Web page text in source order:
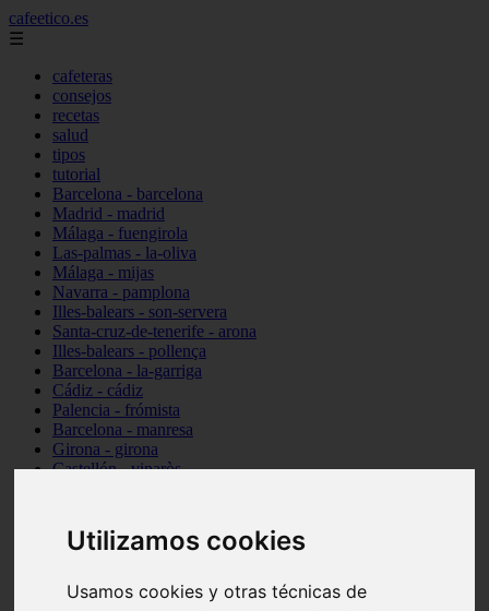
Utilizamos cookies
Usamos cookies y otras técnicas de
cafeetico.es
☰
cafeteras
consejos
recetas
salud
tipos
tutorial
Barcelona - barcelona
Madrid - madrid
Málaga - fuengirola
Las-palmas - la-oliva
Málaga - mijas
Navarra - pamplona
Illes-balears - son-servera
Santa-cruz-de-tenerife - arona
Illes-balears - pollença
Barcelona - la-garriga
Cádiz - cádiz
Palencia - frómista
Barcelona - manresa
Girona - girona
Castellón - vinaròs
Málaga - nerja
Girona - blanes
Málaga - marbella